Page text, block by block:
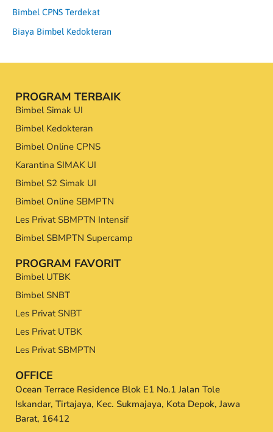
Bimbel CPNS Terdekat
Biaya Bimbel Kedokteran
PROGRAM TERBAIK
Bimbel Simak UI
Bimbel Kedokteran
Bimbel Online CPNS
Karantina SIMAK UI
Bimbel S2 Simak UI
Bimbel Online SBMPTN
Les Privat SBMPTN Intensif
Bimbel SBMPTN Supercamp
PROGRAM FAVORIT
Bimbel UTBK
Bimbel SNBT
Les Privat SNBT
Les Privat UTBK
Les Privat SBMPTN
OFFICE
Ocean Terrace Residence Blok E1 No.1 Jalan Tole
Iskandar, Tirtajaya, Kec. Sukmajaya, Kota Depok, Jawa
Barat, 16412